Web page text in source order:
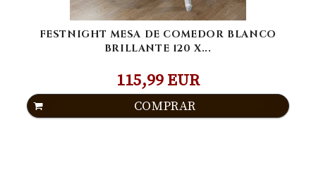
FESTNIGHT MESA DE COMEDOR BLANCO
BRILLANTE 120 X...
115,99 EUR
COMPRAR